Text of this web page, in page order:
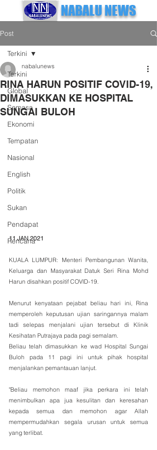
NABALU NEWS
Post
Terkini
Global
Semasa
Ekonomi
Tempatan
Nasional
English
Politik
Sukan
Pendapat
Rencana
Terkini
RINA HARUN POSITIF COVID-19,
DIMASUKKAN KE HOSPITAL
SUNGAI BULOH
nabalunews
11 JAN 2021
KUALA LUMPUR: Menteri Pembangunan Wanita,
Keluarga dan Masyarakat Datuk Seri Rina Mohd
Harun disahkan positif COVID-19.
Menurut kenyataan pejabat beliau hari ini, Rina
memperoleh keputusan ujian saringannya malam
tadi selepas menjalani ujian tersebut di Klinik
Kesihatan Putrajaya pada pagi semalam.
Beliau telah dimasukkan ke wad Hospital Sungai
Buloh pada 11 pagi ini untuk pihak hospital
menjalankan pemantauan lanjut.
"Beliau memohon maaf jika perkara ini telah
menimbulkan apa jua kesulitan dan keresahan
kepada semua dan memohon agar Allah
mempermudahkan segala urusan untuk semua
yang terlibat.